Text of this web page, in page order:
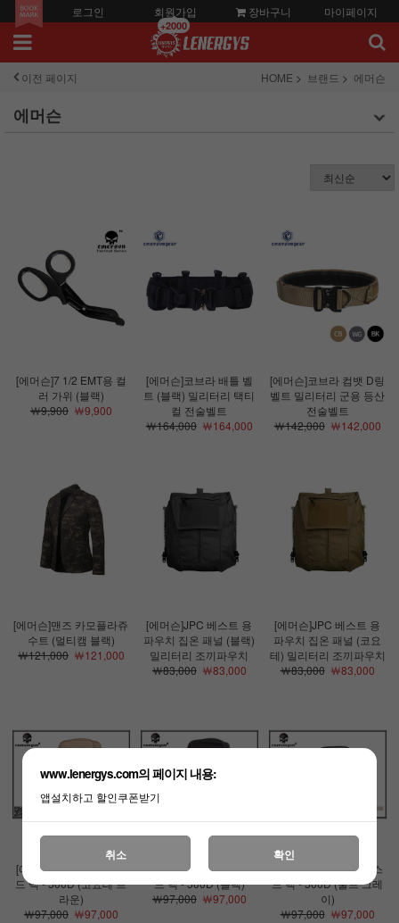
로그인 회원가입
+2000
장바구니 마이페이지
이전 페이지 HOME 브랜드 에머슨
에머슨
[에머슨]7 1/2 EMT용 컬
러 가위 (블랙)
￦9,900￦9,900
[에머슨]코브라 배틀 벨
트 (블랙) 밀리터리 택티
컬 전술벨트
￦164,000￦164,000
[에머슨]코브라 컴뱃 D링
벨트 밀리터리 군용 등산
전술벨트
￦142,000￦142,000
[에머슨]맨즈 카모플라쥬
수트 (멀티캠 블랙)
￦121,000￦121,000
[에머슨]JPC 베스트 용
파우치 집온 패널 (블랙)
밀리터리 조끼파우치
￦83,000￦83,000
[에머슨]JPC 베스트 용
파우치 집온 패널 (코요
테) 밀리터리 조끼파우치
￦83,000￦83,000
[에머슨]D3 멀티 퍼포스
드 백 - 500D (코요테 브
라운)
￦97,000￦97,000
[에머슨]D3 멀티 퍼포스
드 백 - 500D (블랙)
￦97,000￦97,000
[에머슨]D3 멀티 퍼포스
드 백 - 500D (울프 그레
이)
￦97,000￦97,000
www.lenergys.com의 페이지 내용:
앱설치하고 할인쿠폰받기
취소 확인